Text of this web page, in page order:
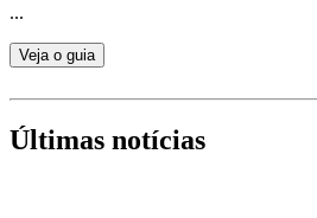
...
Veja o guia
Últimas notícias